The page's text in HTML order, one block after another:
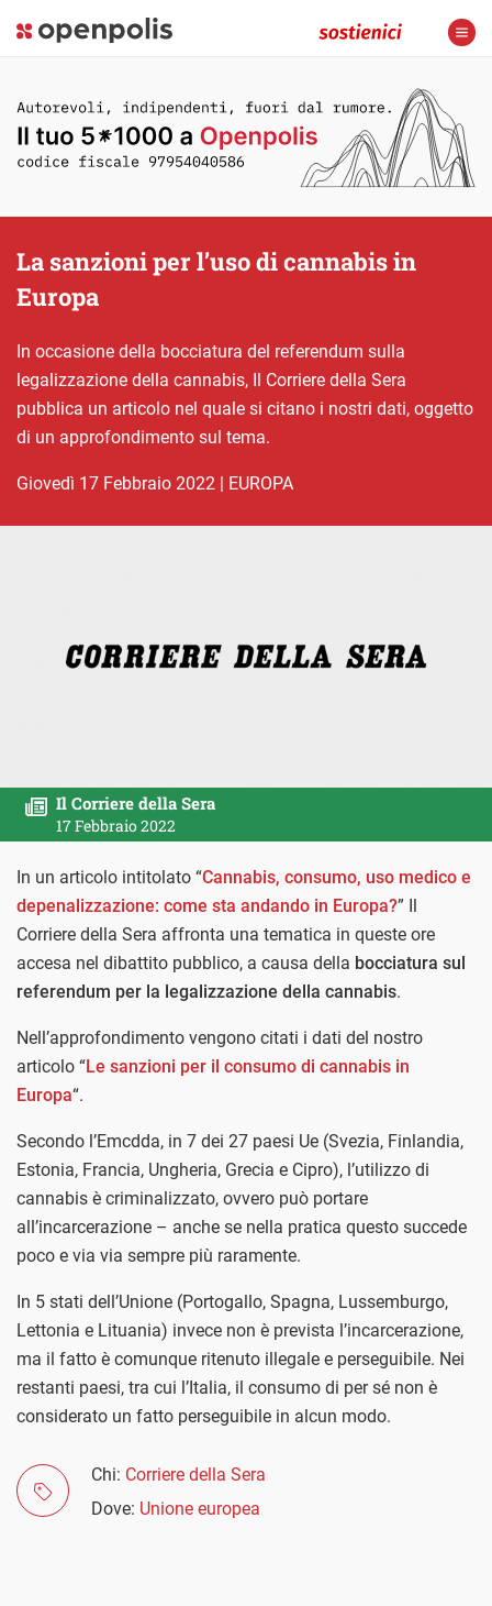
La sanzioni per l’uso di cannabis in
Europa
In occasione della bocciatura del referendum sulla
legalizzazione della cannabis, Il Corriere della Sera
pubblica un articolo nel quale si citano i nostri dati, oggetto
di un approfondimento sul tema.
giovedì 17 Febbraio 2022 | EUROPA
Il Corriere della Sera
17 Febbraio 2022
In un articolo intitolato “Cannabis, consumo, uso medico e
depenalizzazione: come sta andando in Europa?” Il
Corriere della Sera affronta una tematica in queste ore
accesa nel dibattito pubblico, a causa della bocciatura sul
referendum per la legalizzazione della cannabis.
Nell’approfondimento vengono citati i dati del nostro
articolo “Le sanzioni per il consumo di cannabis in
Europa“.
Secondo l’Emcdda, in 7 dei 27 paesi Ue (Svezia, Finlandia,
Estonia, Francia, Ungheria, Grecia e Cipro), l’utilizzo di
cannabis è criminalizzato, ovvero può portare
all’incarcerazione – anche se nella pratica questo succede
poco e via via sempre più raramente.
In 5 stati dell’Unione (Portogallo, Spagna, Lussemburgo,
Lettonia e Lituania) invece non è prevista l’incarcerazione,
ma il fatto è comunque ritenuto illegale e perseguibile. Nei
restanti paesi, tra cui l’Italia, il consumo di per sé non è
considerato un fatto perseguibile in alcun modo.
Chi: Corriere della Sera
Dove: Unione europea